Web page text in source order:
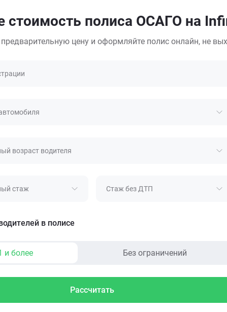
стоимость полиса ОСАГО на
предварительную цену и оформляйте полис онлайн, не
возраст водителя
стаж Стаж без ДТП
в полисе
и более Без ограничений
Рассчитать